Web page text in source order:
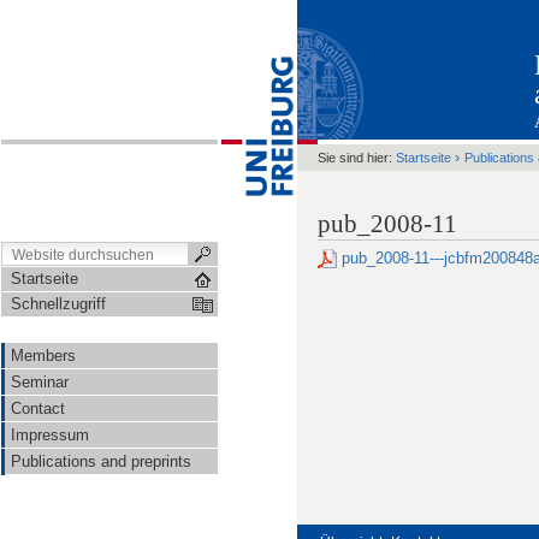
Startseite
Schnellzugriff
Members
Seminar
Contact
Impressum
Publications and preprints
Sie sind hier: Startseite › Publications
pub_2008-11
pub_2008-11---